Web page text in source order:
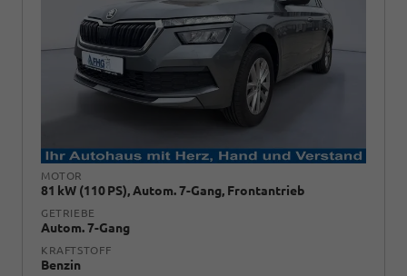
MOTOR
81 kW (110 PS), Autom. 7-Gang, Frontantrieb
GETRIEBE
Autom. 7-Gang
KRAFTSTOFF
Benzin